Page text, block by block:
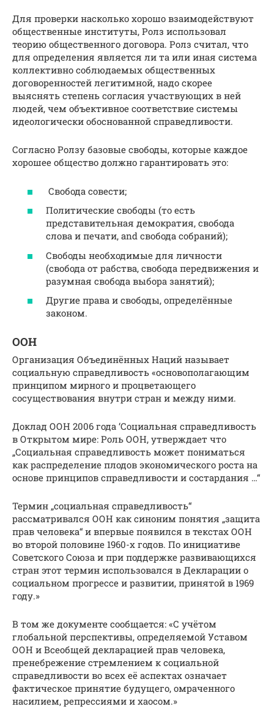
Для проверки насколько хорошо взаимодействуют
общественные институты, Ролз использовал
теорию общественного договора. Ролз считал, что
для определения является ли та или иная система
коллективно соблюдаемых общественных
договоренностей легитимной, надо скорее
выяснять степень согласия участвующих в ней
людей, чем объективное соответствие системы
идеологически обоснованной справедливости.
Согласно Ролзу базовые свободы, которые каждое
хорошее общество должно гарантировать это:
Свобода совести;
Политические свободы (то есть
представительная демократия, свобода
слова и печати, and свобода собраний);
Свободы необходимые для личности
(свобода от рабства, свобода передвижения и
разумная свобода выбора занятий);
Другие права и свободы, определённые
законом.
ООН
Организация Объединённых Наций называет
социальную справедливость «основополагающим
принципом мирного и процветающего
сосуществования внутри стран и между ними.
Доклад ООН 2006 года ‘Социальная справедливость
в Открытом мире: Роль ООН, утверждает что
„Социальная справедливость может пониматься
как распределение плодов экономического роста на
основе принципов справедливости и состардания …“
Термин „социальная справедливость“
рассматривался ООН как синоним понятия „защита
прав человека“ и впервые появился в текстах ООН
во второй половине 1960-х годов. По инициативе
Советского Союза и при поддержке развивающихся
стран этот термин использовался в Декларации о
социальном прогрессе и развитии, принятой в 1969
году.»
В том же документе сообщается: «С учётом
глобальной перспективы, определяемой Уставом
ООН и Всеобщей декларацией прав человека,
пренебрежение стремлением к социальной
справедливости во всех её аспектах означает
фактическое принятие будущего, омраченного
насилием, репрессиями и хаосом.»